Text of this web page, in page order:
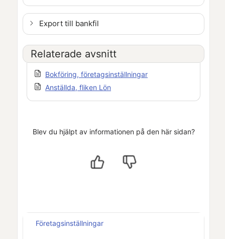
Export till bankfil
Relaterade avsnitt
Bokföring, företagsinställningar
Anställda, fliken Lön
Blev du hjälpt av informationen på den här sidan?
Företagsinställningar